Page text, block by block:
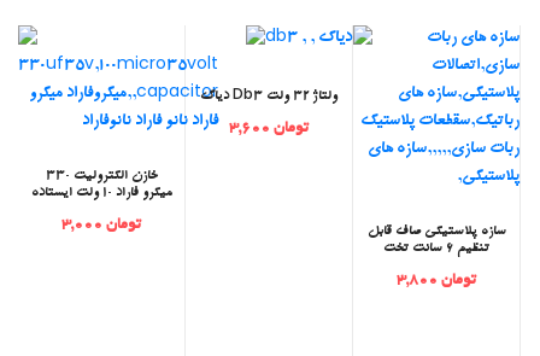
‫خازن الکترولیت 330
میکرو فاراد 10 ولت ایستاده
تومان 3,000
دیاک Db3 ولتاژ 32 ولت
تومان 3,600
‫سازه پلاستیکی صاف قابل
تنظیم 6 سانت تخت
تومان 3,800